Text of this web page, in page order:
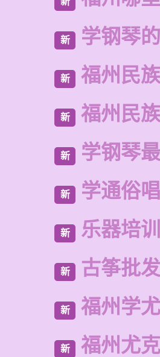
新 学钢琴
新 福州民
新 福州民
新 学钢琴
新 学通俗
新 乐器培
新 古筝批
新 福州学
新 福州尤